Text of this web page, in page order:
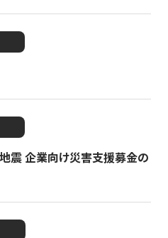
震 企業向け災害支援募金の